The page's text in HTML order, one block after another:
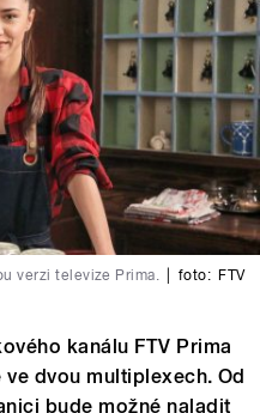
verzi televize Prima. foto: FTV
kanálu FTV Prima
dvou multiplexech. Od
bude možné naladit